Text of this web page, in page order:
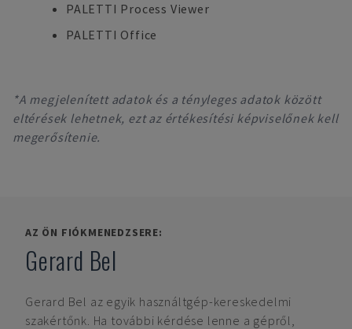
PALETTI Process Viewer
PALETTI Office
*A megjelenített adatok és a tényleges adatok között
eltérések lehetnek, ezt az értékesítési képviselőnek kell
megerősítenie.
AZ ÖN FIÓKMENEDZSERE:
Gerard Bel
Gerard Bel az egyik használtgép-kereskedelmi
szakértőnk. Ha további kérdése lenne a gépről,